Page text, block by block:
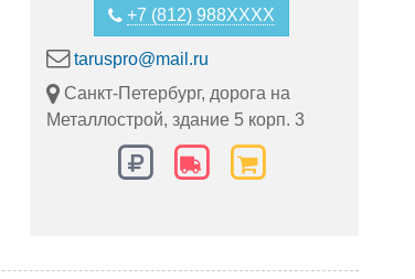
+7 (812) 988XXXX
taruspro@mail.ru
Санкт-Петербург, дорога на
Металлострой, здание 5 корп. 3